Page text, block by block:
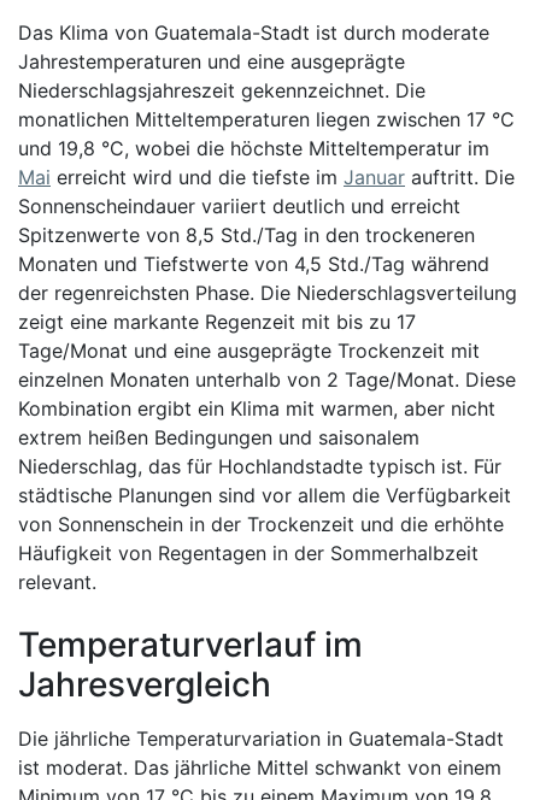
Das Klima von Guatemala-Stadt ist durch moderate
Jahrestemperaturen und eine ausgeprägte
Niederschlagsjahreszeit gekennzeichnet. Die
monatlichen Mitteltemperaturen liegen zwischen 17 °C
und 19,8 °C, wobei die höchste Mitteltemperatur im
Mai erreicht wird und die tiefste im Januar auftritt. Die
Sonnenscheindauer variiert deutlich und erreicht
Spitzenwerte von 8,5 Std./Tag in den trockeneren
Monaten und Tiefstwerte von 4,5 Std./Tag während
der regenreichsten Phase. Die Niederschlagsverteilung
zeigt eine markante Regenzeit mit bis zu 17
Tage/Monat und eine ausgeprägte Trockenzeit mit
einzelnen Monaten unterhalb von 2 Tage/Monat. Diese
Kombination ergibt ein Klima mit warmen, aber nicht
extrem heißen Bedingungen und saisonalem
Niederschlag, das für Hochlandstadte typisch ist. Für
städtische Planungen sind vor allem die Verfügbarkeit
von Sonnenschein in der Trockenzeit und die erhöhte
Häufigkeit von Regentagen in der Sommerhalbzeit
relevant.
Temperaturverlauf im
Jahresvergleich
Die jährliche Temperaturvariation in Guatemala-Stadt
ist moderat. Das jährliche Mittel schwankt von einem